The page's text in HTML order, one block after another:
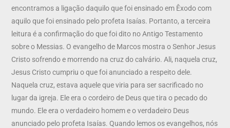
encontramos a ligação daquilo que foi ensinado em Êxodo com
aquilo que foi ensinado pelo profeta Isaías. Portanto, a terceira
leitura é a confirmação do que foi dito no Antigo Testamento
sobre o Messias. O evangelho de Marcos mostra o Senhor Jesus
Cristo sofrendo e morrendo na cruz do calvário. Ali, naquela cruz,
Jesus Cristo cumpriu o que foi anunciado a respeito dele.
Naquela cruz, estava aquele que viria para ser sacrificado no
lugar da igreja. Ele era o cordeiro de Deus que tira o pecado do
mundo. Ele era o verdadeiro homem e o verdadeiro Deus
anunciado pelo profeta Isaías. Quando lemos os evangelhos, nós